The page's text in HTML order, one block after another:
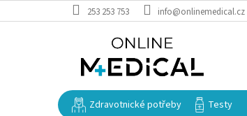
na
253 253 753 info@onlinemedical.cz
Zdravotnické potřeby Testy